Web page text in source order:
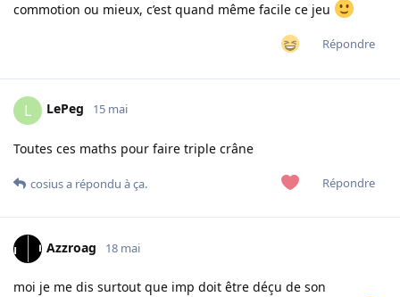
commotion ou mieux, c’est quand même facile ce jeu
Répondre
L LePeg 15 mai
Toutes ces maths pour faire triple crâne
Répondre
cosiusa répondu à ça.
Azzroag 18 mai
moi je me dis surtout que imp doit être déçu de son